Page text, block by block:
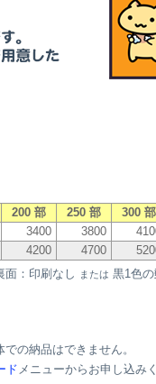
200 部 250 部 300 部
3400 3800
4200 4700
：印刷なし
または 黒1色
の納品はできません。
ド メニューからお申し込み